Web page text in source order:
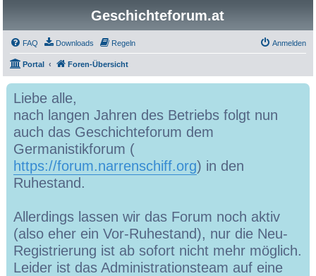
Geschichteforum.at
FAQ Downloads Regeln Anmelden
Portal Foren-Übersicht
Liebe alle,
nach langen Jahren des Betriebs folgt nun
auch das Geschichteforum dem
Germanistikforum (
https://forum.narrenschiff.org) in den
Ruhestand.
Allerdings lassen wir das Forum noch aktiv
(also eher ein Vor-Ruhestand), nur die Neu-
Registrierung ist ab sofort nicht mehr möglich.
Leider ist das Administrationsteam auf eine